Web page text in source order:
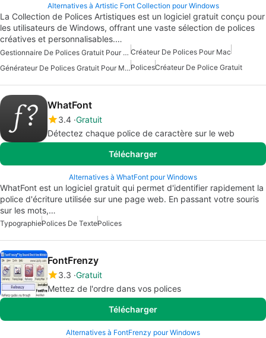
Alternatives à Artistic Font Collection pour Windows
La Collection de Polices Artistiques est un logiciel gratuit conçu pour
les utilisateurs de Windows, offrant une vaste sélection de polices
créatives et personnalisables.…
Gestionnaire De Polices Gratuit Pour Mac Créateur De Polices Pour Mac
Générateur De Polices Gratuit Pour MacPolicesCréateur De Police Gratuit
WhatFont
3.4 Gratuit
Détectez chaque police de caractère sur le web
Télécharger
Alternatives à WhatFont pour Windows
WhatFont est un logiciel gratuit qui permet d'identifier rapidement la
police d'écriture utilisée sur une page web. En passant votre souris
sur les mots,…
TypographiePolices De TextePolices
FontFrenzy
3.3 Gratuit
Mettez de l'ordre dans vos polices
Télécharger
Alternatives à FontFrenzy pour Windows